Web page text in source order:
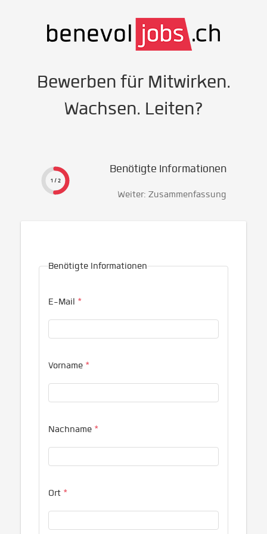
Bewerben für Mitwirken.
Wachsen. Leiten?
1 / 2
Benötigte Informationen
Weiter: Zusammenfassung
Benötigte Informationen
E-Mail *
Vorname *
Nachname *
Ort *